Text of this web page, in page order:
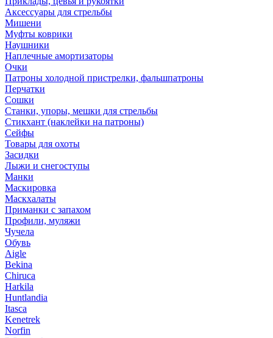
Аксессуары для стрельбы
Мишени
Муфты коврики
Наушники
Наплечные амортизаторы
Очки
Патроны холодной пристрелки, фальшпатроны
Перчатки
Сошки
Станки, упоры, мешки для стрельбы
Стикхант (наклейки на патроны)
Сейфы
Товары для охоты
Засидки
Лыжи и снегоступы
Манки
Маскировка
Маскхалаты
Приманки с запахом
Профили, муляжи
Чучела
Обувь
Aigle
Bekina
Chiruсa
Harkila
Huntlandia
Itasca
Kenetrek
Norfin